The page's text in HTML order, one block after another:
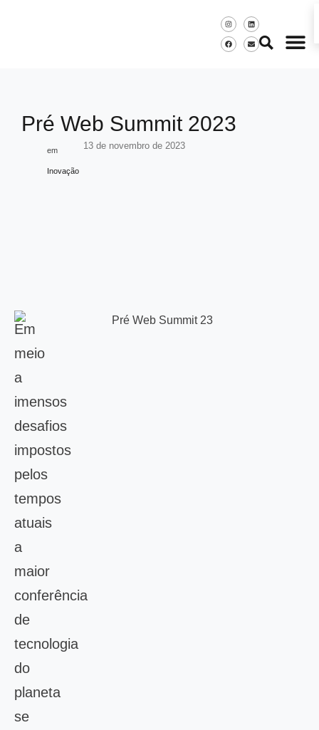
Pré Web Summit 2023
em
Inovação
13 de novembro de 2023
Em
meio
a
imensos
desafios
impostos
pelos
tempos
atuais
a
maior
conferência
de
tecnologia
do
planeta
se